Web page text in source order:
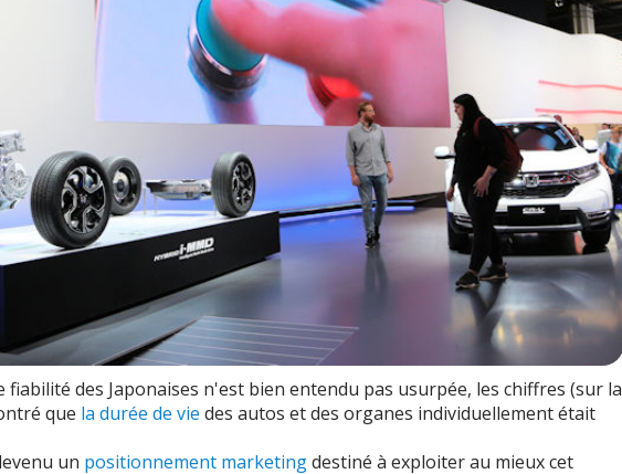
fiabilité des Japonaises n'est bien entendu pas usurpée, les chiffres (sur la
que la durée de vie des autos et des organes individuellement était
un positionnement marketingdestiné à exploiter au mieux cet